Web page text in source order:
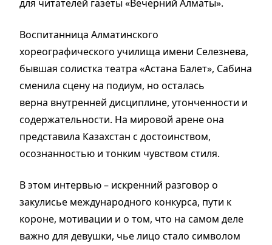
для читателей газеты «Вечерний Алматы».
Воспитанница Алматинского
хореографического училища имени Селезнева,
бывшая солистка театра «Астана Балет», Сабина
сменила сцену на подиум, но осталась
верна внутренней дисциплине, утонченности и
содержательности. На мировой арене она
представила Казахстан с достоинством,
осознанностью и тонким чувством стиля.
В этом интервью – искренний разговор о
закулисье международного конкурса, пути к
короне, мотивации и о том, что на самом деле
важно для девушки, чье лицо стало символом